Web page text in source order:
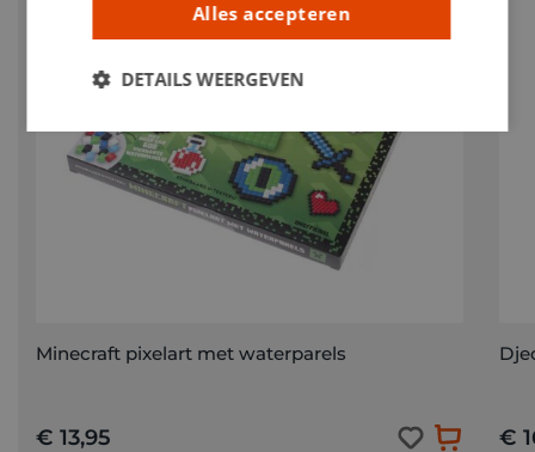
Minecraft pixelart met waterparels
€ 13,95 €
Alles accepteren
DETAILS WEERGEVEN